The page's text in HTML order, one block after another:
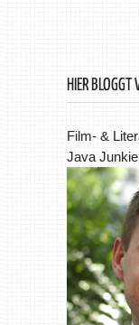
HIER BLOGGT
Film- &
Java